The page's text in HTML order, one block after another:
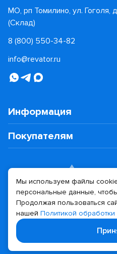
МО, рп Томилино, ул. Гоголя,
(Склад)
8 (800) 550-34-82
info@revator.ru
Информация
Покупателям
Политика
Дизайн сайта
Мы используем файлы
персональные данные,
Продолжая пользоваться
нашей Политикой